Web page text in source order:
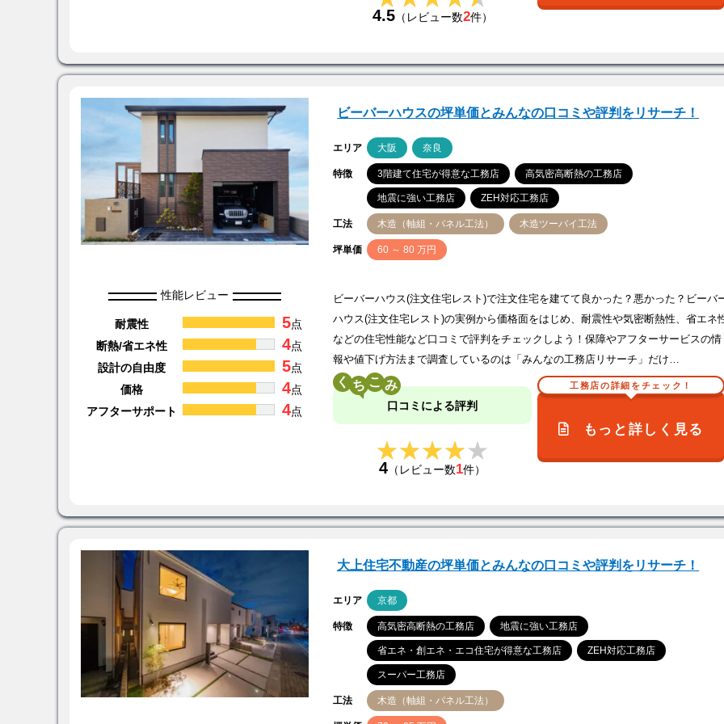
4.5（レビュー数2件）
ビーバーハウスの坪単価とみんなの口コミや評判をリサーチ！
エリア 大阪 奈良
特徴 3階建て住宅が得意な工務店 高気密高断熱の工務店
地震に強い工務店 ZEH対応工務店
工法 木造（軸組・パネル工法） 木造ツーバイ工法
坪単価 60 ～ 80 万円
性能レビュー
耐震性 5点
断熱/省エネ性
4点
設計の自由度
5点
価格
4点
アフターサポート
4点
ビーバーハウス(注文住宅レスト)で注文住宅を建てて良かった？悪かった？ビーバ
ハウス(注文住宅レスト)の実例から価格面をはじめ、耐震性や気密断熱性、省エネ
などの住宅性能など口コミで評判をチェックしよう！保障やアフターサービスの情
報や値下げ方法まで調査しているのは「みんなの工務店リサーチ」だけ…
く こ
口コミによる評判
★★★★★
★★★★★
4 （レビュー数1件）
工務店の詳細をチェック！
もっと詳しく見る
大上住宅不動産の坪単価とみんなの口コミや評判をリサーチ！
エリア 京都
特徴 高気密高断熱の工務店 地震に強い工務店
省エネ・創エネ・エコ住宅が得意な工務店 ZEH対応工務店
スーパー工務店
工法 木造（軸組・パネル工法）